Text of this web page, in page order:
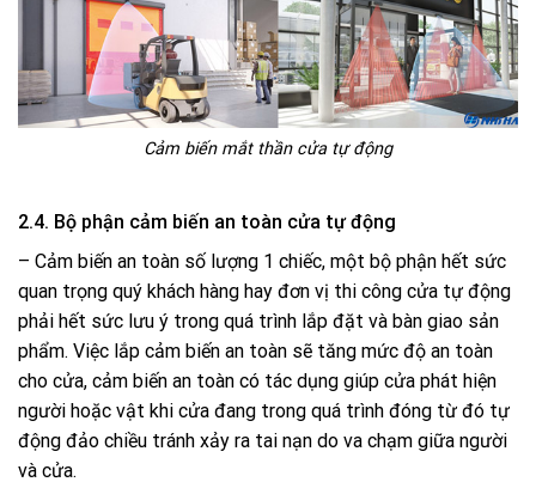
Cảm biến mắt thần cửa tự động
2.4. Bộ phận cảm biến an toàn cửa tự động
– Cảm biến an toàn số lượng 1 chiếc, một bộ phận hết sức
quan trọng quý khách hàng hay đơn vị thi công cửa tự động
phải hết sức lưu ý trong quá trình lắp đặt và bàn giao sản
phẩm. Việc lắp cảm biến an toàn sẽ tăng mức độ an toàn
cho cửa, cảm biến an toàn có tác dụng giúp cửa phát hiện
người hoặc vật khi cửa đang trong quá trình đóng từ đó tự
động đảo chiều tránh xảy ra tai nạn do va chạm giữa người
và cửa.